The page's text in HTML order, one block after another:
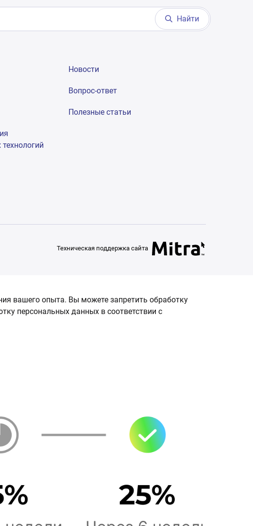
Найти
Новости
Вопрос-ответ
Полезные статьи
Техническая поддержка сайта
вашего опыта. Вы можете запретить обработку
персональных данных в соответствии с